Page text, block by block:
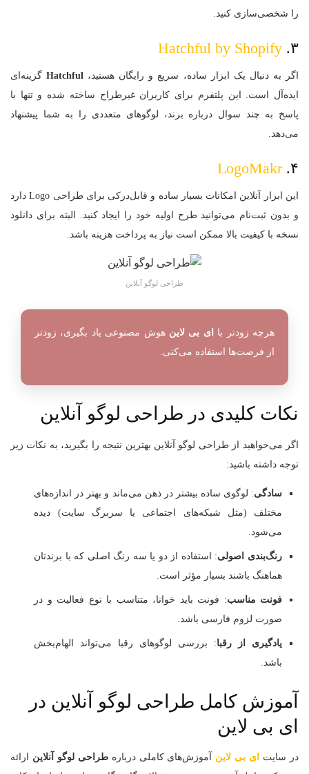
را شخصی‌سازی کنید.
۳. Hatchful by Shopify
اگر به دنبال یک ابزار ساده، سریع و رایگان هستید، Hatchfulگزینه‌ای
ایده‌آل است. این پلتفرم برای کاربران غیرطراح ساخته شده و تنها با
پاسخ به چند سوال درباره برند، لوگوهای متعددی را به شما پیشنهاد
می‌دهد.
۴. LogoMakr
این ابزار آنلاین امکانات بسیار ساده و قابل‌درکی برای طراحی Logo دارد
و بدون ثبت‌نام می‌توانید طرح اولیه خود را ایجاد کنید. البته برای دانلود
نسخه با کیفیت بالا ممکن است نیاز به پرداخت هزینه باشد.
طراحی لوگو آنلاین
هرچه زودتر با ای بی لاین هوش مصنوعی یاد بگیری، زودتر
از فرصت‌ها استفاده می‌کنی.
نکات کلیدی در طراحی لوگو آنلاین
اگر می‌خواهید از طراحی لوگو آنلاین بهترین نتیجه را بگیرید، به نکات زیر
توجه داشته باشید:
سادگی: لوگوی ساده بیشتر در ذهن می‌ماند و بهتر در اندازه‌های
مختلف (مثل شبکه‌های اجتماعی یا سربرگ سایت) دیده
می‌شود.
رنگ‌بندی اصولی: استفاده از دو یا سه رنگ اصلی که با برندتان
هماهنگ باشند بسیار مؤثر است.
فونت مناسب: فونت باید خوانا، متناسب با نوع فعالیت و در
صورت لزوم فارسی باشد.
یادگیری از رقبا: بررسی لوگوهای رقبا می‌تواند الهام‌بخش
باشد.
آموزش کامل طراحی لوگو آنلاین در
ای‌ بی‌ لاین
در سایت ای‌ بی‌ لاین آموزش‌های کاملی دربارهطراحی لوگو آنلاین ارائه